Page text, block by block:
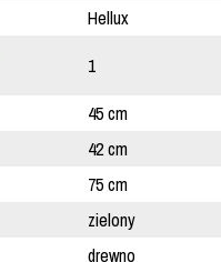
Hellux
1
45 cm
42 cm
75 cm
zielony
drewno